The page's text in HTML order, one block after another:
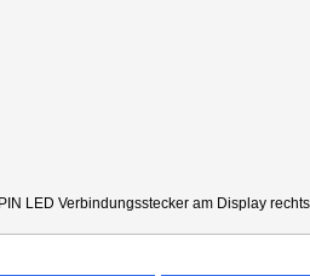
LED Verbindungsstecker am Display